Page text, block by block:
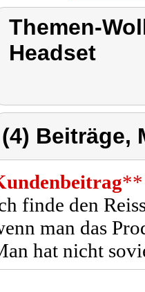
Themen-
Headset
(4) Beiträge,
**
finde den
man das
hat nicht